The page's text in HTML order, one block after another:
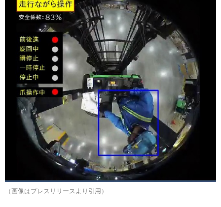
（画像はプレスリリースより引用）